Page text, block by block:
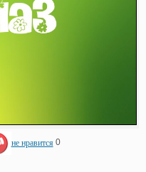
не нравится 0